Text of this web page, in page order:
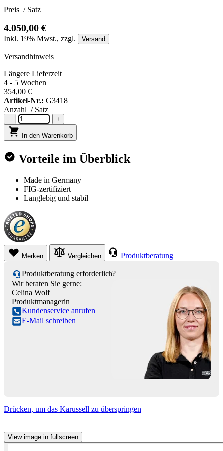
Preis / Satz
4.050,00 €
Inkl. 19% Mwst., zzgl. Versand
Versandhinweis
Längere Lieferzeit
4 - 5 Wochen
354,00 €
Artikel-Nr.: G3418
Anzahl / Satz
− +
In den Warenkorb
Vorteile im Überblick
Made in Germany
FIG-zertifiziert
Langlebig und stabil
Merken Vergleichen Produktberatung
Produktberatung erforderlich?
Wir beraten Sie gerne:
Celina Wolf
Produktmanagerin
Kundenservice anrufen
E-Mail schreiben
Drücken, um das Karussell zu überspringen
View image in fullscreen